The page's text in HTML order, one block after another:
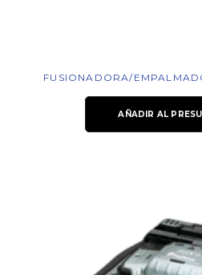
FUSIONADORA/
AÑADIR AL